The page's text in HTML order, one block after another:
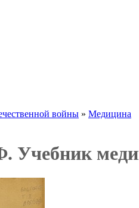
войны » Медицина
Учебник